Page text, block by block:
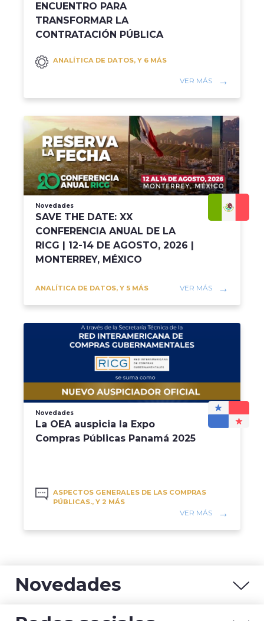
ENCUENTRO PARA
TRANSFORMAR LA
CONTRATACIÓN PÚBLICA
ANALÍTICA DE DATOS, Y 6 MÁS
VER MÁS
Novedades
SAVE THE DATE: XX
CONFERENCIA ANUAL DE LA
RICG | 12-14 DE AGOSTO, 2026 |
MONTERREY, MÉXICO
ANALÍTICA DE DATOS, Y 5 MÁS VER MÁS
Novedades
La OEA auspicia la Expo
Compras Públicas Panamá 2025
ASPECTOS GENERALES DE LAS COMPRAS
PÚBLICAS., Y 2 MÁS
VER MÁS
Novedades